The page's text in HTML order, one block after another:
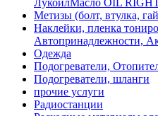
ЛукойлМасло ОIL
Метизы (болт, втулка,
Наклейки, пленка
Автопринадлежности,
Одежда
Подогреватели,
Подогреватели, шланги
прочие услуги
Радиостанции